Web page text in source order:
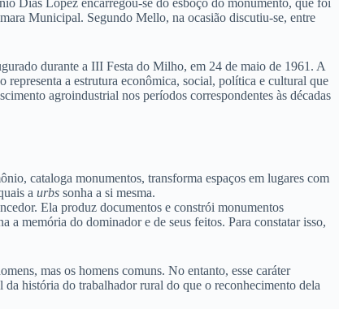
Dias Lopez encarregou-se do esboço do monumento, que foi
Municipal. Segundo Mello, na ocasião discutiu-se, entre
durante a III Festa do Milho, em 24 de maio de 1961. A
a estrutura econômica, social, política e cultural que
agroindustrial nos períodos correspondentes às décadas
cataloga monumentos, transforma espaços em lugares com
a urbs sonha a si mesma.
Ela produz documentos e constrói monumentos
a memória do dominador e de seus feitos. Para constatar isso,
mas os homens comuns. No entanto, esse caráter
história do trabalhador rural do que o reconhecimento dela